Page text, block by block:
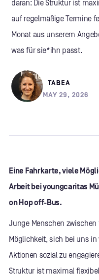
daran: Die Struktur ist
auf regelmäßige Termine
Monat aus unserem
was für sie*ihn passt.
TABEA
MAY 29, 2026
Eine Fahrkarte, viele
Arbeit bei youngcaritas
on Hop off-Bus.
Junge Menschen zwischen
Möglichkeit, sich bei uns
Aktionen sozial zu
Struktur ist maximal